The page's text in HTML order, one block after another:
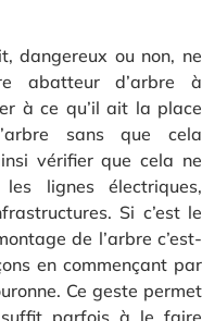
dangereux ou non, ne
abatteur d’arbre à
à ce qu’il ait la place
sans que cela
vérifier que cela ne
lignes électriques,
Si c’est le
de l’arbre c’est-
en commençant par
Ce geste permet
suffit parfois à le faire